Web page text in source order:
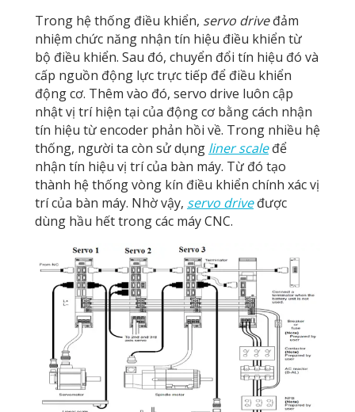
Trong hệ thống điều khiển, servo driveđảm
nhiệm chức năng nhận tín hiệu điều khiển từ
bộ điều khiển. Sau đó, chuyển đổi tín hiệu đó và
cấp nguồn động lực trực tiếp để điều khiển
động cơ. Thêm vào đó, servo drive luôn cập
nhật vị trí hiện tại của động cơ bằng cách nhận
tín hiệu từ encoder phản hồi về. Trong nhiều hệ
thống, người ta còn sử dụng liner scale để
nhận tín hiệu vị trí của bàn máy. Từ đó tạo
thành hệ thống vòng kín điều khiển chính xác vị
trí của bàn máy. Nhờ vậy, servo driveđược
dùng hầu hết trong các máy CNC.